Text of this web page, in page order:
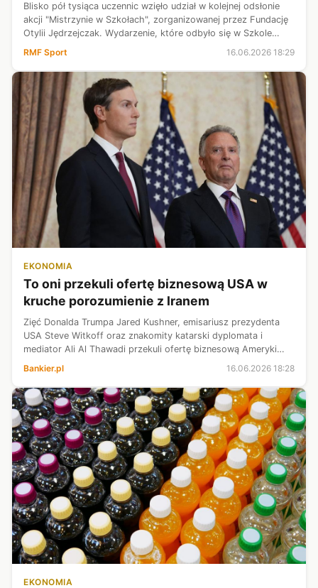
Blisko pół tysiąca uczennic wzięło udział w kolejnej odsłonie
akcji "Mistrzynie w Szkołach", zorganizowanej przez Fundację
Otylii Jędrzejczak. Wydarzenie, które odbyło się w Szkole
Podstawowej z Oddziałami Integracyjnymi nr 151 w Krakowie,
miało na c...
RMF Sport 16.06.2026 18:29
EKONOMIA
To oni przekuli ofertę biznesową USA w
kruche porozumienie z Iranem
Zięć Donalda Trumpa Jared Kushner, emisariusz prezydenta
USA Steve Witkoff oraz znakomity katarski dyplomata i
mediator Ali Al Thawadi przekuli ofertę biznesową Ameryki
skierowaną do irańskiego reżimu w kruche porozumienie z
Teheranem - zauważa we wt...
Bankier.pl 16.06.2026 18:28
EKONOMIA